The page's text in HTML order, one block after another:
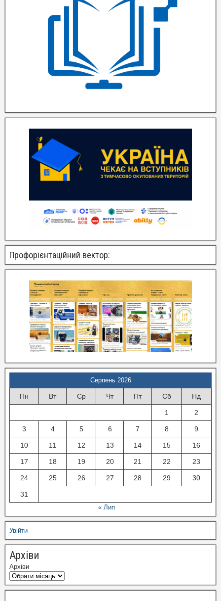
Профорієнтаційний вектор:
Серпень 2026
Пн Вт Ср Чт Пт Сб Нд
1 2
3 4 5 6 7 8 9
10 11 12 13 14 15 16
17 18 19 20 21 22 23
24 25 26 27 28 29 30
31
« Лип
Увійти
Архіви
Архіви